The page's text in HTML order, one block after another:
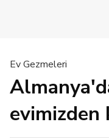
Ev Gezmeleri
evimizden